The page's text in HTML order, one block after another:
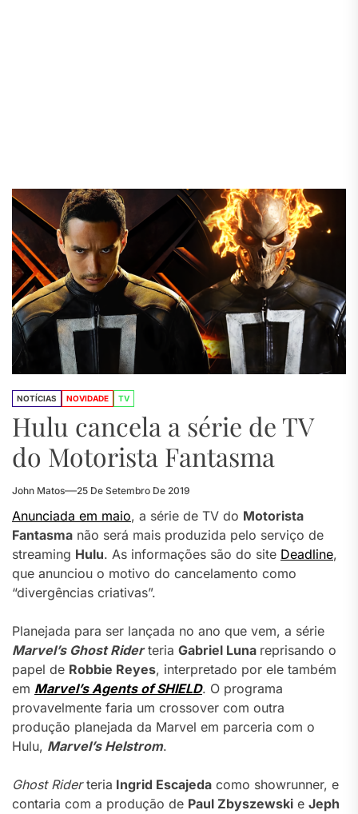
NOTÍCIAS NOVIDADE TV
Hulu cancela a série de TV
do Motorista Fantasma
John Matos 25 De Setembro De 2019
Anunciada em maio, a série de TV do Motorista
Fantasma não será mais produzida pelo serviço de
streaming Hulu. As informações são do site Deadline,
que anunciou o motivo do cancelamento como
“divergências criativas”.
Planejada para ser lançada no ano que vem, a série
Marvel’s Ghost Riderteria Gabriel Luna reprisando o
papel de Robbie Reyes, interpretado por ele também
em Marvel’s Agents of SHIELD. O programa
provavelmente faria um crossover com outra
produção planejada da Marvel em parceria com o
Hulu, Marvel’s Helstrom.
Ghost Riderteria Ingrid Escajeda como showrunner, e
contaria com a produção de Paul Zbyszewski e Jeph